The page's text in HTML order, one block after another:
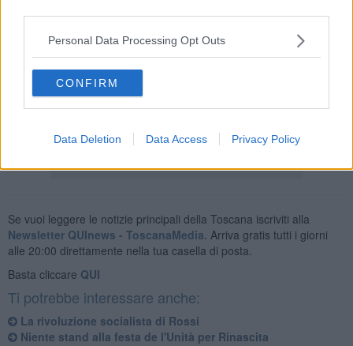
Personal Data Processing Opt Outs
CONFIRM
Data Deletion Data Access Privacy Policy
L'annuncio della partecipazione alla festa è arrivato dallo stesso
presidente del Consiglio che, di rientro dal G20 in Giappone, ha
detto di voler prendere parte anche ad altre manifestazioni del Pd
in svolgimento in tutta Italia, da Palermo a Catania a Reggio
Se vuoi leggere le notizie principali della Toscana iscriviti alla
Newsletter QUInews - ToscanaMedia. Arriva gratis tutti i giorni
alle 20:00 direttamente nella tua casella di posta.
Basta cliccare QUI
Ti potrebbe interessare anche:
La rivoluzione socialista di Rossi
Niente stand alla festa de l'Unità per Rinascita